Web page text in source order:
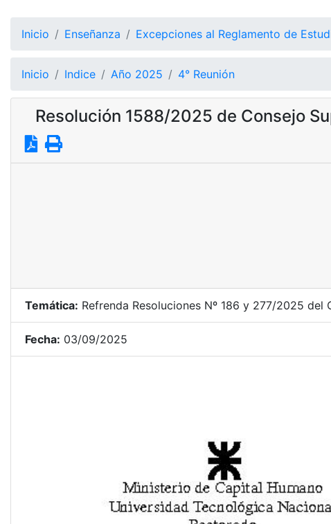
Inicio Enseñanza Excepciones al Reglamento de
Inicio Indice Año 2025 4° Reunión
Resolución 1588/2025 de Consejo
Temática: Refrenda Resoluciones Nº 186 y 277/2025 del
Fecha: 03/09/2025